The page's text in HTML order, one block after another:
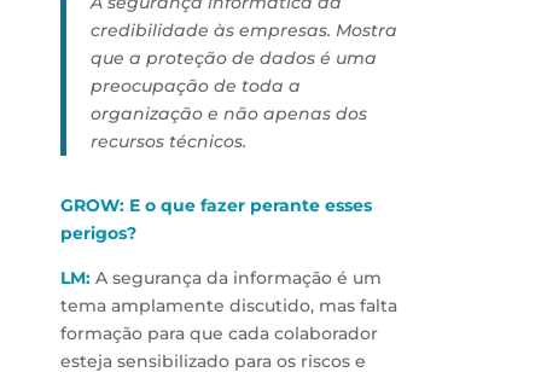
credibilidade às empresas. Mostra
que a proteção de dados é uma
preocupação de toda a
organização e não apenas dos
recursos técnicos.
GROW: E o que fazer perante esses
perigos?
LM: A segurança da informação é um
tema amplamente discutido, mas falta
formação para que cada colaborador
esteja sensibilizado para os riscos e